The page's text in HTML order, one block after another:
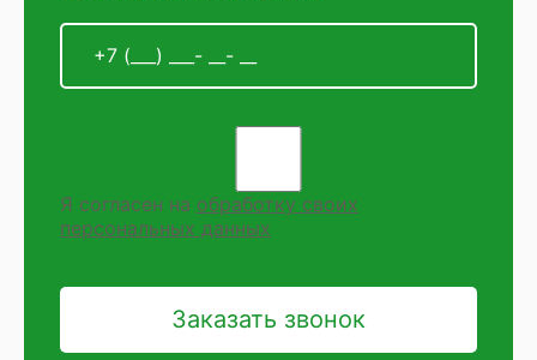
Я согласен на обработку своих
персональных данных